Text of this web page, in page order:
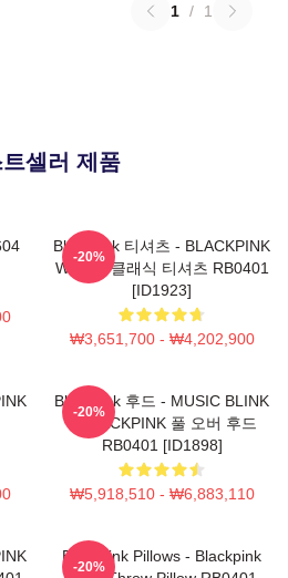
1 / 1
셀러 제품
Blackpink 티셔츠 - BLACKPINK
Whistle 클래식 티셔츠 RB0401
[ID1923]
₩3,651,700 - ₩4,202,900
-20%
Blackpink 후드 - MUSIC BLINK
:: BLACKPINK 풀 오버 후드
RB0401 [ID1898]
₩5,918,510 - ₩6,883,110
-20%
Blackpink Pillows - Blackpink
-20%